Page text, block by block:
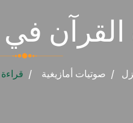
القرآن
صوتيات أمازيغية